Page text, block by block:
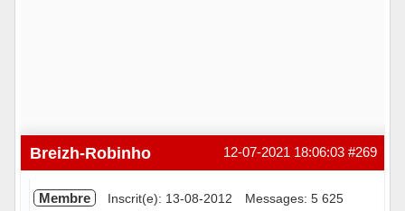
#269
12-07-2021 18:06:03
Breizh-Robinho
Membre Inscrit(e): 13-08-2012 Messages: 5 625